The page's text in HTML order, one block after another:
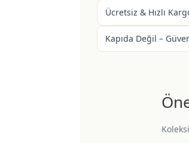
Ücretsiz & Hızlı
Kapıda Değil –